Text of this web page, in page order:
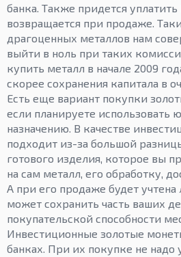
банка. Также придется
возвращается при продаже.
драгоценных металлов нам
выйти в ноль при таких
купить металл в начале 2009
скорее сохранения капитала в
Есть еще вариант покупки
если планируете
назначению. В качестве
подходит из-за большой
готового изделия, которое вы
на сам металл, его обработку,
А при его продаже будет
может сохранить часть ваших
покупательской способности
Инвестиционные золотые
банках. При их покупке не надо